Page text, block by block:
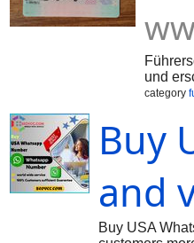
und
category
Buy
and
Buy USA